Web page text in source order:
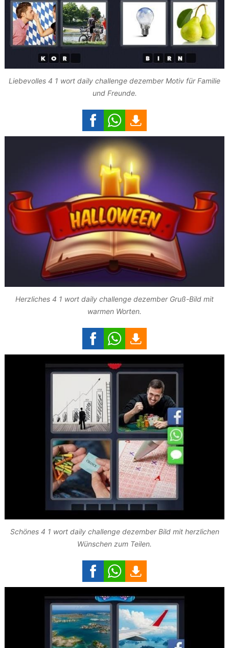
Liebevolles 4 1 wort daily challenge dezember Motiv für Familie
und Freunde.
Herzliches 4 1 wort daily challenge dezember Gruß-Bild mit
warmen Worten.
Schönes 4 1 wort daily challenge dezember Bild mit herzlichen
Wünschen zum Teilen.